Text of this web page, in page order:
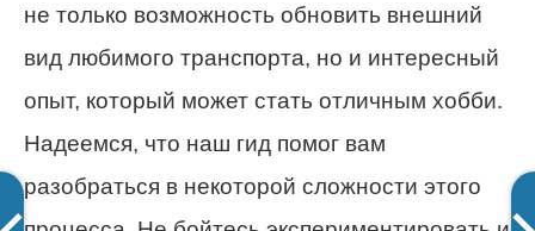
не только возможность обновить внешний
вид любимого транспорта, но и интересный
опыт, который может стать отличным хобби.
Надеемся, что наш гид помог вам
разобраться в некоторой сложности этого